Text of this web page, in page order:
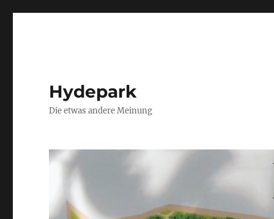
Hydepark
Die etwas andere Meinung